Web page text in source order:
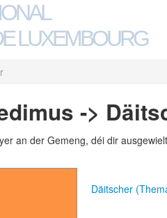
LUXEMBOURG
->
an der Gemeng, déi dir
Däitscher